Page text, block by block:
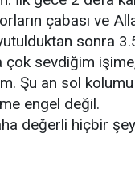
çabası ve
sonra
çok sevdiğim
Şu an sol kolumu
engel değil.
değerli hiçbir şey